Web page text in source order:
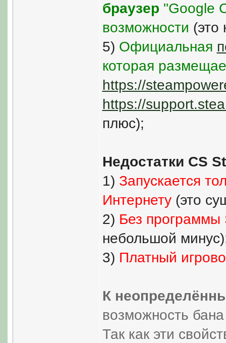
браузер "Google
возможности (это
5) Официальная
которая
https://
https://
плюс);
Недостатки CS
1) Запускается
Интернету(это
2) Без программы
небольшой
3) Платный
К
возможность
Так как эти